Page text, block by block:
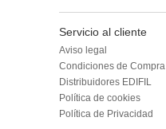
Servicio al cliente
Aviso legal
Condiciones de Compra
Distribuidores EDIFIL
Política de cookies
Política de Privacidad